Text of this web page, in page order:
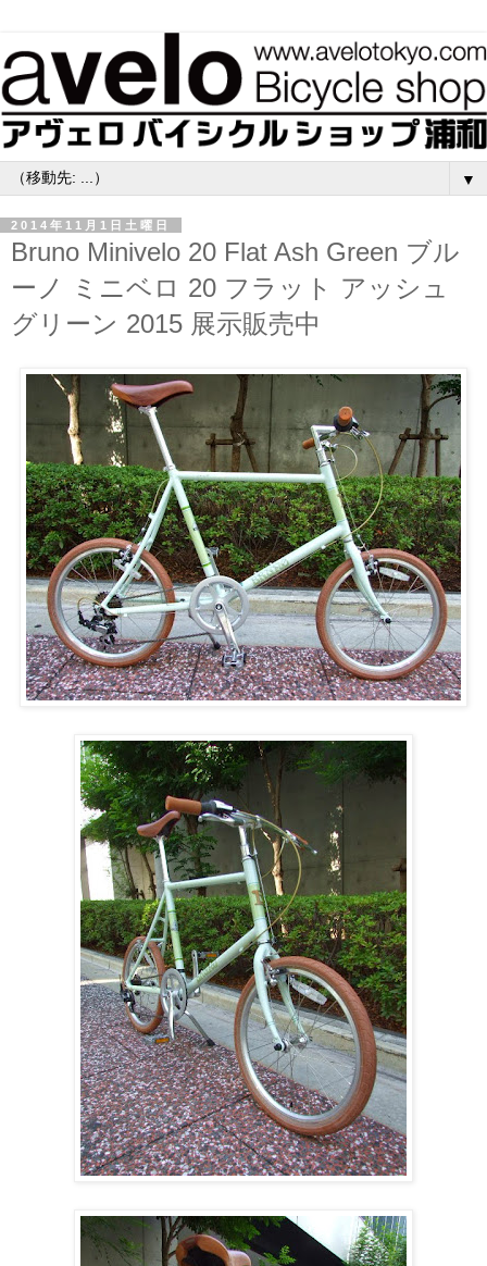
▼
2014年11月1日土曜日
Bruno Minivelo 20 Flat Ash Green ブル
ーノ ミニベロ 20 フラット アッシュ
グリーン 2015 展示販売中